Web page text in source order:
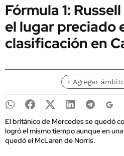
Fórmula 1:
el lugar preciado
clasificación en
+ Agregar
El británico de Mercedes se quedó
logró el mismo tiempo aunque en
quedó el McLaren de Norris.